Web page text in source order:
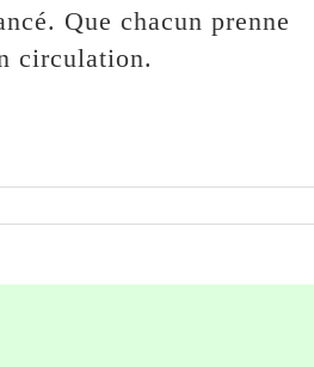
Que chacun prenne
circulation.